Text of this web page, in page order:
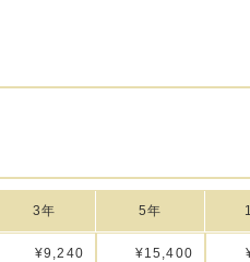
3年 5年
¥9,240 ¥15,400